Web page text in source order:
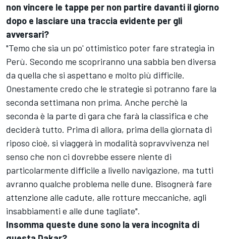
non vincere le tappe per non partire davanti il giorno
dopo e lasciare una traccia evidente per gli
avversari?
"Temo che sia un po' ottimistico poter fare strategia in
Perù. Secondo me scopriranno una sabbia ben diversa
da quella che si aspettano e molto più difficile.
Onestamente credo che le strategie si potranno fare la
seconda settimana non prima. Anche perchè la
seconda è la parte di gara che farà la classifica e che
deciderà tutto. Prima di allora, prima della giornata di
riposo cioè, si viaggerà in modalità sopravvivenza nel
senso che non ci dovrebbe essere niente di
particolarmente difficile a livello navigazione, ma tutti
avranno qualche problema nelle dune. Bisognerà fare
attenzione alle cadute, alle rotture meccaniche, agli
insabbiamenti e alle dune tagliate".
Insomma queste dune sono la vera incognita di